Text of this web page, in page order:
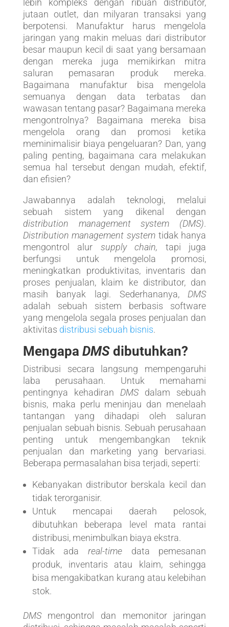
lebih kompleks dengan ribuan distributor,
jutaan outlet, dan milyaran transaksi yang
berpotensi. Manufaktur harus mengelola
jaringan yang makin meluas dari distributor
besar maupun kecil di saat yang bersamaan
dengan mereka juga memikirkan mitra
saluran pemasaran produk mereka.
Bagaimana manufaktur bisa mengelola
semuanya dengan data terbatas dan
wawasan tentang pasar? Bagaimana mereka
mengontrolnya? Bagaimana mereka bisa
mengelola orang dan promosi ketika
meminimalisir biaya pengeluaran? Dan, yang
paling penting, bagaimana cara melakukan
semua hal tersebut dengan mudah, efektif,
dan efisien?
Jawabannya adalah teknologi, melalui
sebuah sistem yang dikenal dengan
distribution management system (DMS).
Distribution management system tidak hanya
mengontrol alur supply chain, tapi juga
berfungsi untuk mengelola promosi,
meningkatkan produktivitas, inventaris dan
proses penjualan, klaim ke distributor, dan
masih banyak lagi. Sederhananya, DMS
adalah sebuah sistem berbasis software
yang mengelola segala proses penjualan dan
aktivitas distribusi sebuah bisnis.
Mengapa DMS dibutuhkan?
Distribusi secara langsung mempengaruhi
laba perusahaan. Untuk memahami
pentingnya kehadiran DMSdalam sebuah
bisnis, maka perlu meninjau dan menelaah
tantangan yang dihadapi oleh saluran
penjualan sebuah bisnis. Sebuah perusahaan
penting untuk mengembangkan teknik
penjualan dan marketing yang bervariasi.
Beberapa permasalahan bisa terjadi, seperti:
Kebanyakan distributor berskala kecil dan
tidak terorganisir.
Untuk mencapai daerah pelosok,
dibutuhkan beberapa level mata rantai
distribusi, menimbulkan biaya ekstra.
Tidak ada real-time data pemesanan
produk, inventaris atau klaim, sehingga
bisa mengakibatkan kurang atau kelebihan
stok.
DMSmengontrol dan memonitor jaringan